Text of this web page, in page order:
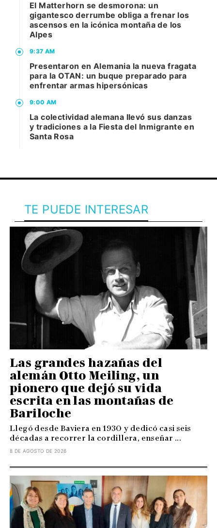
El Matterhorn se desmorona: un
gigantesco derrumbe obliga a frenar los
ascensos en la icónica montaña de los
Alpes
9:37 AM
Presentaron en Alemania la nueva fragata
para la OTAN: un buque preparado para
enfrentar armas hipersónicas
9:00 AM
La colectividad alemana llevó sus danzas
y tradiciones a la Fiesta del Inmigrante en
Santa Rosa
TE PUEDE INTERESAR
Las grandes hazañas del
alemán Otto Meiling, un
pionero que dejó su vida
escrita en las montañas de
Bariloche
Llegó desde Baviera en 1930 y dedicó casi seis
décadas a recorrer la cordillera, enseñar ...
8 DE AGOSTO DE 2026